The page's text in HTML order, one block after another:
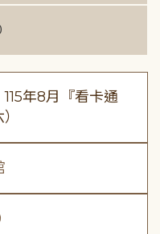
115年8月『看卡通